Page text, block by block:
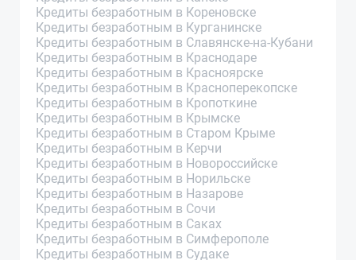
Кредиты безработным в Кореновске
Кредиты безработным в Курганинске
Кредиты безработным в Славянске-на-Кубани
Кредиты безработным в Краснодаре
Кредиты безработным в Красноярске
Кредиты безработным в Красноперекопске
Кредиты безработным в Кропоткине
Кредиты безработным в Крымске
Кредиты безработным в Старом Крыме
Кредиты безработным в Керчи
Кредиты безработным в Новороссийске
Кредиты безработным в Норильске
Кредиты безработным в Назарове
Кредиты безработным в Сочи
Кредиты безработным в Саках
Кредиты безработным в Симферополе
Кредиты безработным в Судаке